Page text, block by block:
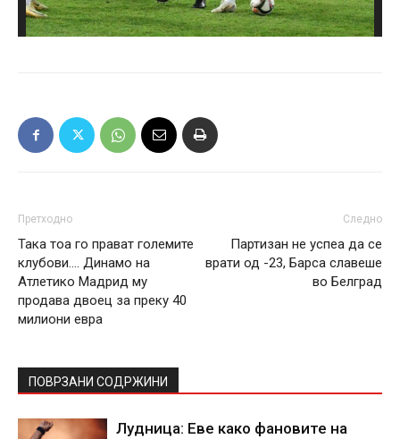
Претходно
Така тоа го прават големите
клубови…. Динамо на
Атлетико Мадрид му
продава двоец за преку 40
милиони евра
Следно
Партизан не успеа да се
врати од -23, Барса славеше
во Белград
ПОВРЗАНИ СОДРЖИНИ
Лудница: Еве како фановите на